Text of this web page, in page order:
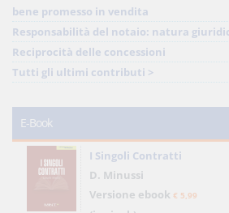
bene promesso in vendita
Responsabilità del notaio: natura
Reciprocità delle concessioni
Tutti gli ultimi contributi >
E-Book
I Singoli Contratti
D. Minussi
Versione ebook € 5,99